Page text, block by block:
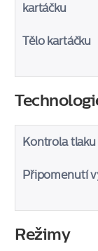
kartáčku
Tělo kartáčku
Kontrola tlaku
Připomenutí
Režimy